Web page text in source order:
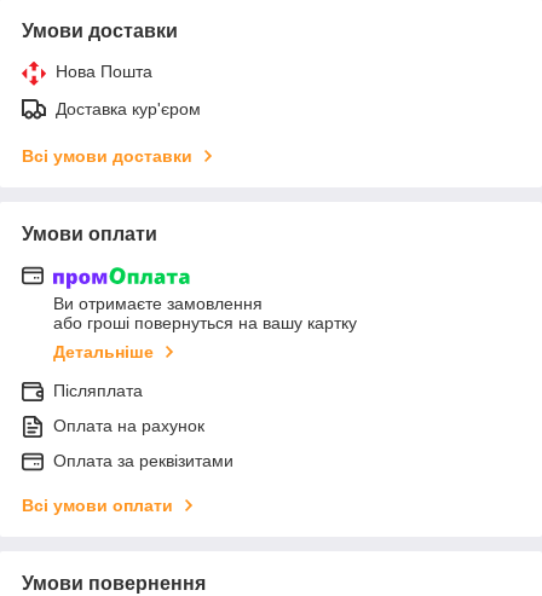
Умови доставки
Нова Пошта
Доставка кур'єром
Всі умови доставки
Умови оплати
Ви отримаєте замовлення
або гроші повернуться на вашу картку
Детальніше
Післяплата
Оплата на рахунок
Оплата за реквізитами
Всі умови оплати
Умови повернення